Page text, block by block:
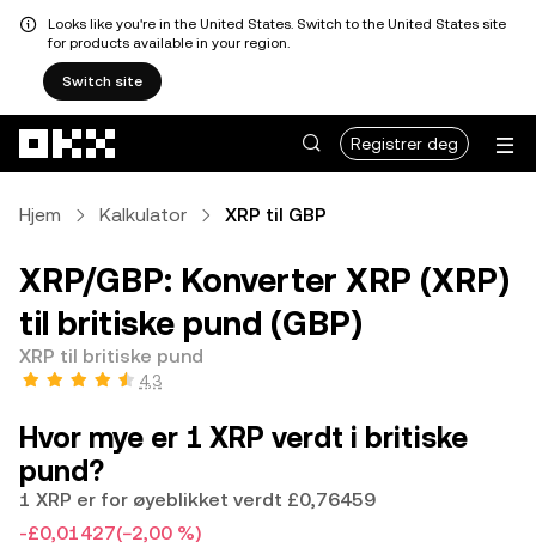
Looks like you're in the United States. Switch to the United States site
for products available in your region.
Switch site
Registrer deg
Hjem Kalkulator XRP til GBP
XRP/GBP: Konverter XRP (XRP)
til britiske pund (GBP)
XRP til britiske pund
4,3
Hvor mye er 1 XRP verdt i britiske
pund?
1 XRP er for øyeblikket verdt £0,76459
-£0,01427(−2,00 %)